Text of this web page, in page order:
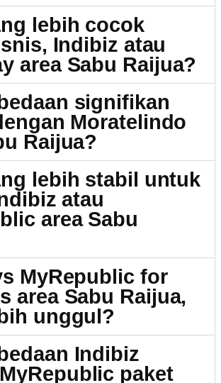
lebih cocok
Indibiz atau
area Sabu Raijua?
signifikan
Moratelindo
Raijua?
lebih stabil untuk
atau
area Sabu
MyRepublic for
area Sabu Raijua,
unggul?
Indibiz
paket